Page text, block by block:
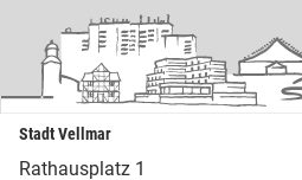
Stadt Vellmar
Rathausplatz 1